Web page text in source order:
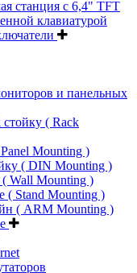
станция с 6,4" TFT
клавиатурой
и панельных
( Rack
Mounting )
( DIN Mounting )
Wall Mounting )
( Stand Mounting )
( ARM Mounting )